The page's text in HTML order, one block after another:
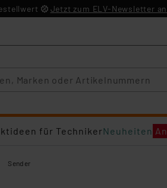
Jetzt zum ELV-Newsletter
für TechnikerNeuheiten
Sender